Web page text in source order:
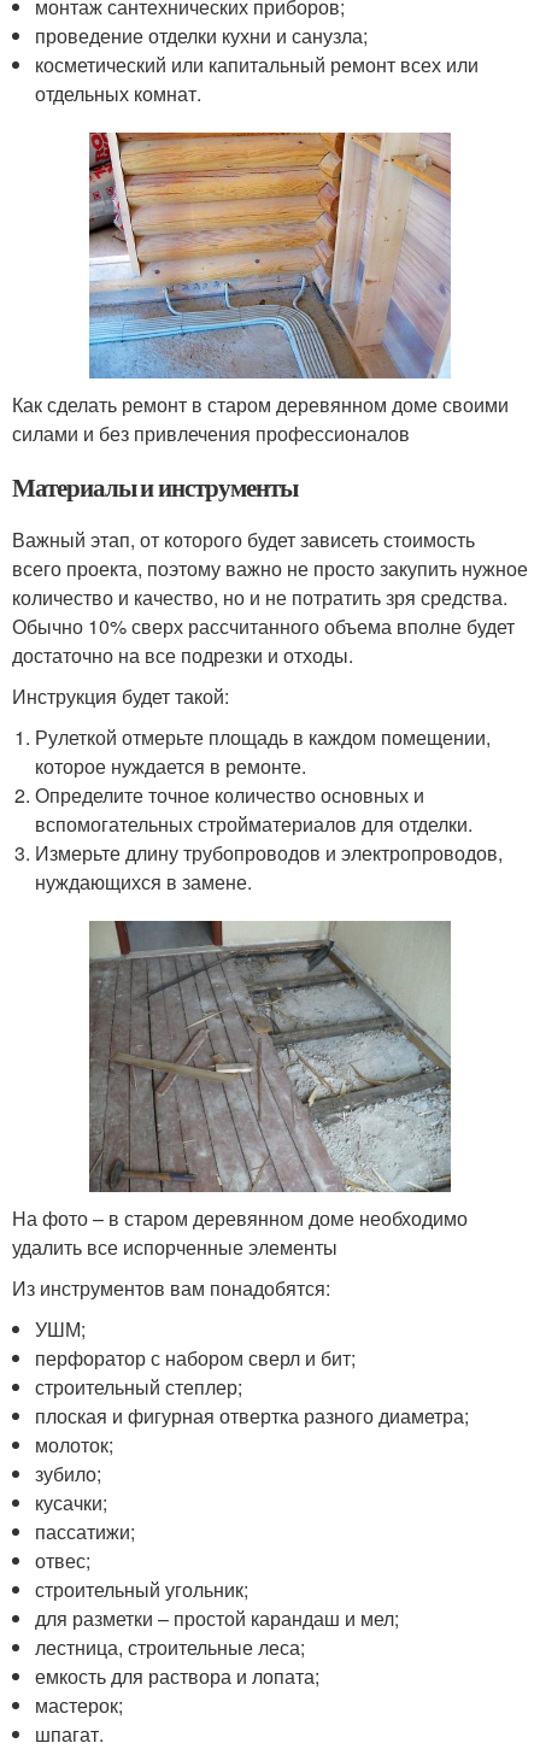
монтаж сантехнических приборов;
проведение отделки кухни и санузла;
косметический или капитальный ремонт всех или
отдельных комнат.
Как сделать ремонт в старом деревянном доме своими
силами и без привлечения профессионалов
Материалы и инструменты
Важный этап, от которого будет зависеть стоимость
всего проекта, поэтому важно не просто закупить нужное
количество и качество, но и не потратить зря средства.
Обычно 10% сверх рассчитанного объема вполне будет
достаточно на все подрезки и отходы.
Инструкция будет такой:
Рулеткой отмерьте площадь в каждом помещении,
которое нуждается в ремонте.
Определите точное количество основных и
вспомогательных стройматериалов для отделки.
Измерьте длину трубопроводов и электропроводов,
нуждающихся в замене.
На фото – в старом деревянном доме необходимо
удалить все испорченные элементы
Из инструментов вам понадобятся:
УШМ;
перфоратор с набором сверл и бит;
строительный степлер;
плоская и фигурная отвертка разного диаметра;
молоток;
зубило;
кусачки;
пассатижи;
отвес;
строительный угольник;
для разметки – простой карандаш и мел;
лестница, строительные леса;
емкость для раствора и лопата;
мастерок;
шпагат.